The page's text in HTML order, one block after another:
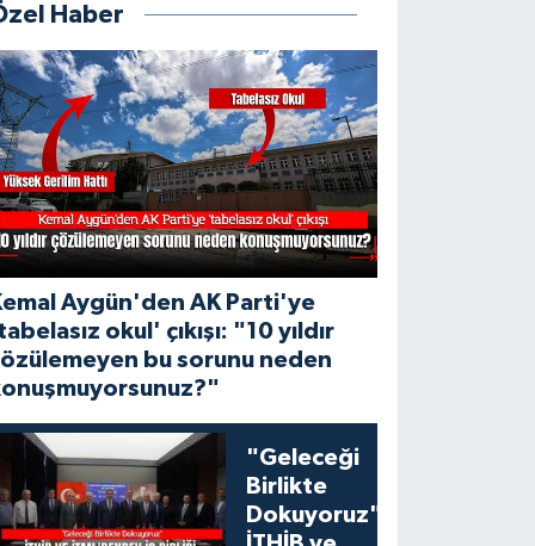
Haber
Aygün'den AK Parti'ye
okul' çıkışı: "10 yıldır
bu sorunu neden
"Geleceği
Birlikte
Dokuyoruz":